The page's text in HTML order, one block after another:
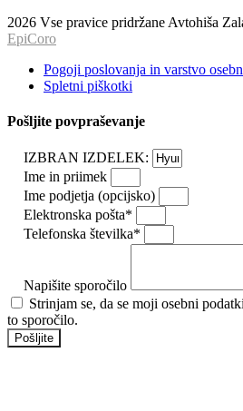
2026 Vse pravice pridržane Avtohiša
EpiCoro
Pogoji poslovanja in varstvo
Spletni piškotki
Pošljite povpraševanje
IZBRAN IZDELEK:
Ime in priimek
Ime podjetja (opcijsko)
Elektronska pošta*
Telefonska številka*
Napišite sporočilo
Strinjam se, da se moji osebni
to sporočilo.
Pošljite